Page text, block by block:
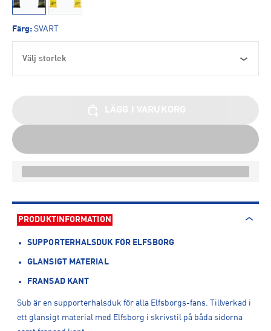
Färg: SVART
Välj storlek
PRODUKTINFORMATION
SUPPORTERHALSDUK FÖR ELFSBORG
GLANSIGT MATERIAL
FRANSAD KANT
Sub är en supporterhalsduk för alla Elfsborgs-fans. Tillverkad i
ett glansigt material med Elfsborg i skrivstil på båda sidorna